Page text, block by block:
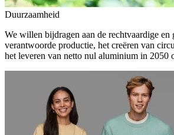
Duurzaamheid
We willen bijdragen aan de rechtvaardige en
verantwoorde productie, het creëren van
het leveren van netto nul aluminium in 2050